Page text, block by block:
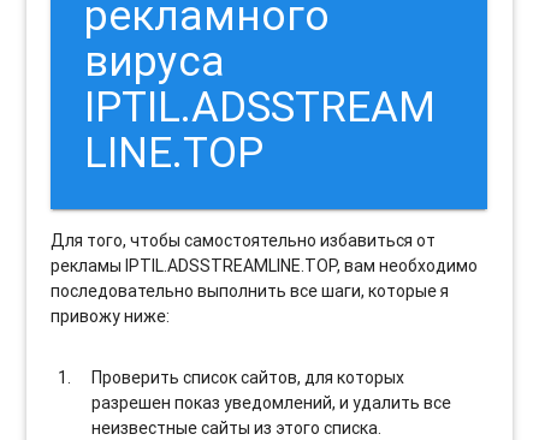
рекламного
вируса
IPTIL.ADSSTREAM
LINE.TOP
Для того, чтобы самостоятельно избавиться от
рекламы IPTIL.ADSSTREAMLINE.TOP, вам необходимо
последовательно выполнить все шаги, которые я
привожу ниже:
Проверить список сайтов, для которых
разрешен показ уведомлений, и удалить все
неизвестные сайты из этого списка.